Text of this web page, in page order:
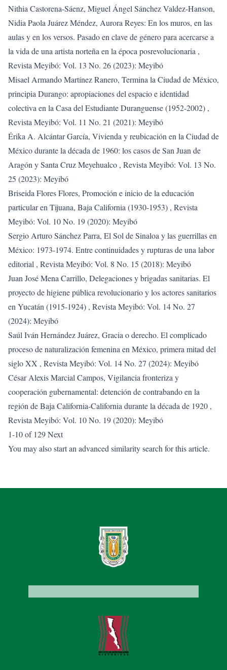
Nithia Castorena-Sáenz, Miguel Ángel Sánchez Valdez-Hanson,
Nidia Paola Juárez Méndez, Aurora Reyes: En los muros, en las
aulas y en los versos. Pasado en clave de género para acercarse a
la vida de una artista norteña en la época posrevolucionaria ,
Revista Meyibó: Vol. 13 No. 26 (2023): Meyibó
Misael Armando Martínez Ranero, Termina la Ciudad de México,
principia Durango: apropiaciones del espacio e identidad
colectiva en la Casa del Estudiante Duranguense (1952-2002) ,
Revista Meyibó: Vol. 11 No. 21 (2021): Meyibó
Érika A. Alcántar García, Vivienda y reubicación en la Ciudad de
México durante la década de 1960: los casos de San Juan de
Aragón y Santa Cruz Meyehualco , Revista Meyibó: Vol. 13 No.
25 (2023): Meyibó
Briseida Flores Flores, Promoción e inicio de la educación
particular en Tijuana, Baja California (1930-1953) , Revista
Meyibó: Vol. 10 No. 19 (2020): Meyibó
Sergio Arturo Sánchez Parra, El Sol de Sinaloa y las guerrillas en
México: 1973-1974. Entre continuidades y rupturas de una labor
editorial , Revista Meyibó: Vol. 8 No. 15 (2018): Meyibó
Juan José Mena Carrillo, Delegaciones y brigadas sanitarias. El
proyecto de higiene pública revolucionario y los actores sanitarios
en Yucatán (1915-1924) , Revista Meyibó: Vol. 14 No. 27
(2024): Meyibó
Saúl Iván Hernández Juárez, Gracia o derecho. El complicado
proceso de naturalización femenina en México, primera mitad del
siglo XX , Revista Meyibó: Vol. 14 No. 27 (2024): Meyibó
César Alexis Marcial Campos, Vigilancia fronteriza y
cooperación gubernamental: detención de contrabando en la
región de Baja California-California durante la década de 1920 ,
Revista Meyibó: Vol. 10 No. 19 (2020): Meyibó
1-10 of 129Next
You may alsostart an advanced similarity search for this article.